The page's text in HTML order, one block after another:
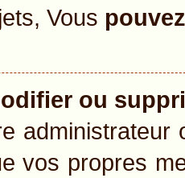
Vous pouvez
ou
vos propres